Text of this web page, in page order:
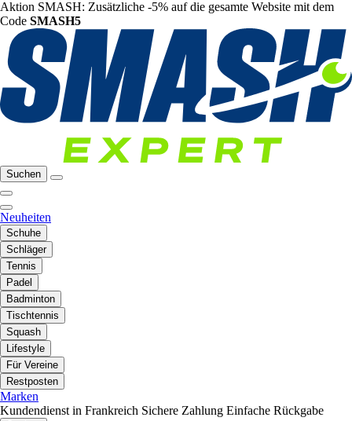
Aktion SMASH: Zusätzliche -5% auf die gesamte Website mit dem
Code SMASH5
Suchen
Neuheiten
Schuhe
Schläger
Tennis
Padel
Badminton
Tischtennis
Squash
Lifestyle
Für Vereine
Restposten
Marken
Kundendienst in Frankreich Sichere Zahlung Einfache Rückgabe